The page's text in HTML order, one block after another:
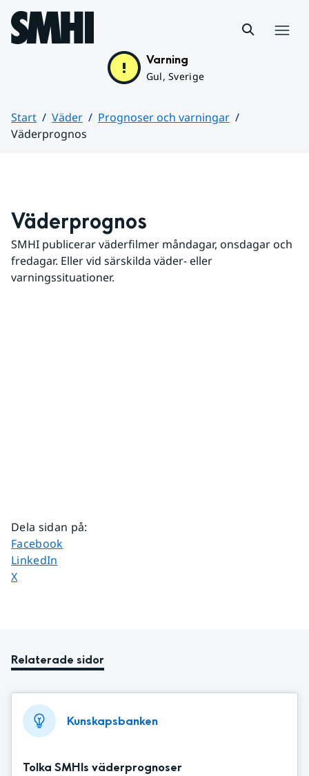
Hoppa till sidans innehåll
Varning
Gul, Sverige
Start Väder
Prognoser och varningar
Väderprognos
Väderprognos
SMHI publicerar väderfilmer måndagar, onsdagar och
fredagar. Eller vid särskilda väder- eller
varningssituationer.
Dela sidan på:
Dela sidan på
Facebook
Dela sidan på
LinkedIn
Dela sidan på
X
Relaterade sidor
Kunskapsbanken
Tolka SMHIs väderprognoser